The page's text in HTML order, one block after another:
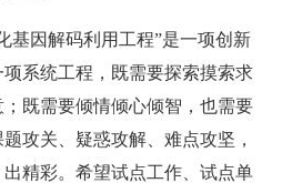
基因解码利用工程”是一项创新
系统工程，既需要探索摸索求
既需要倾情倾心倾智，也需要
攻关、疑惑攻解、难点攻坚，
精彩。希望试点工作、试点单